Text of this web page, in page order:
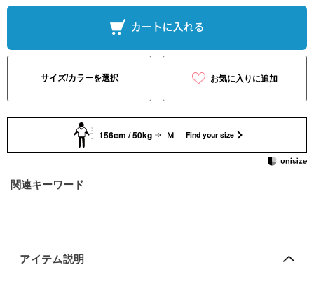
サイズ/カラーを選択 お気に入りに追加
156cm / 50kg Ｍ Find your size
関連キーワード
アイテム説明